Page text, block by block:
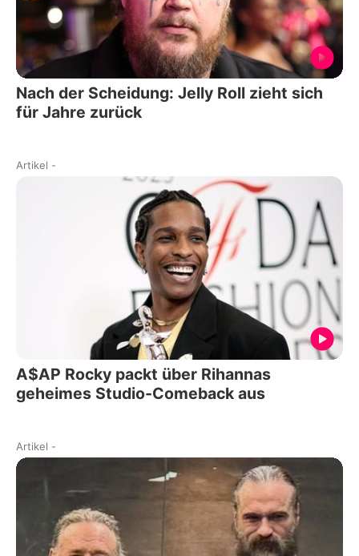
Nach der Scheidung: Jelly Roll zieht sich
für Jahre zurück
Artikel -
A$AP Rocky packt über Rihannas
geheimes Studio-Comeback aus
Artikel -